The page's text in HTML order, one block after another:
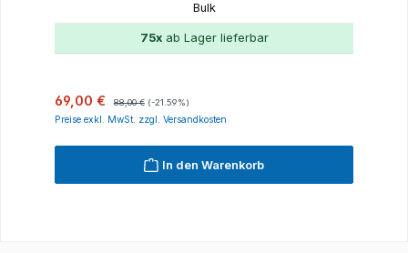
Bulk
75xab Lager lieferbar
Verkaufspreis:
69,00 € Regulärer Preis:
88,00 € (-21.59%)
Preise exkl. MwSt. zzgl. Versandkosten
In den Warenkorb